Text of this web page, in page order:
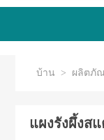
บ้าน > ผลิตภั
แผงรังผึ้งส